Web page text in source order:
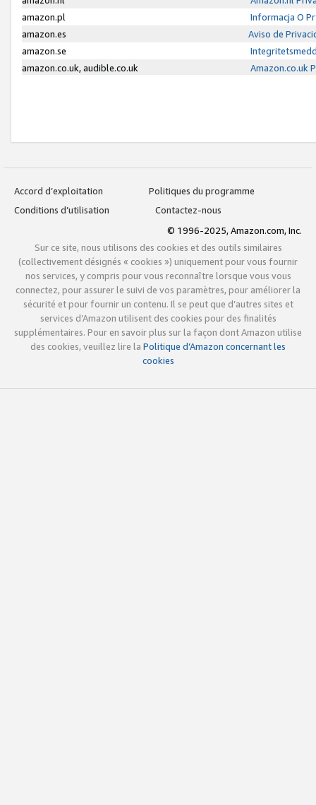
amazon.pl
Informacja O
amazon.es
Aviso de
amazon.se
amazon.co.uk, audible.co.uk
Amazon.co.uk
Accord d’exploitation
Politiques du programme
Conditions d’utilisation
Contactez-nous
© 1996-2025, Amazon.com, Inc.
Sur ce site, nous utilisons des cookies et des outils similaires
(collectivement désignés « cookies ») uniquement pour vous fournir
nos services, y compris pour vous reconnaître lorsque vous vous
connectez, pour assurer le suivi de vos paramètres, pour améliorer la
sécurité et pour fournir un contenu. Il se peut que d’autres sites et
services d’Amazon utilisent des cookies pour des finalités
supplémentaires. Pour en savoir plus sur la façon dont Amazon utilise
des cookies, veuillez lire la Politique d’Amazon concernant les
cookies